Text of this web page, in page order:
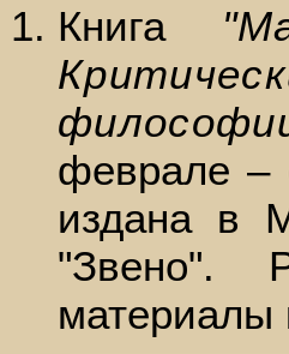
Книга
феврале –
издана в
"Звено".
материалы